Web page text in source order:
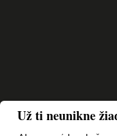
Už ti neunikne